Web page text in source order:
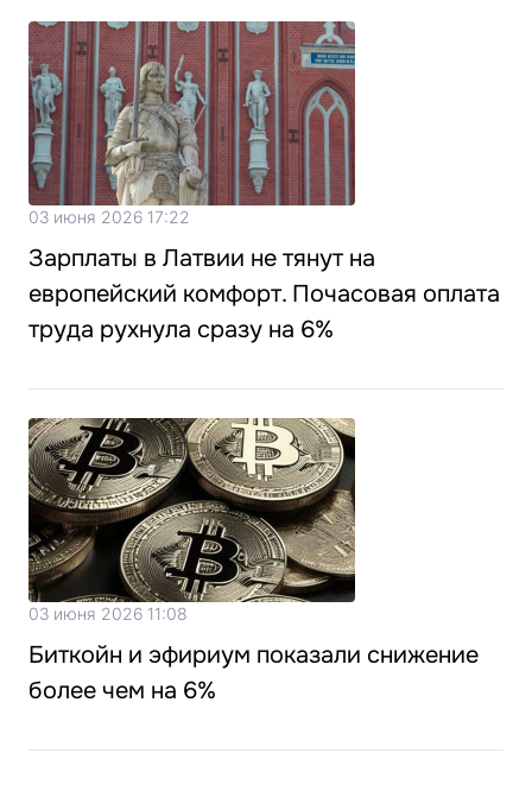
03 июня 2026 17:22
Зарплаты в Латвии не тянут на
европейский комфорт. Почасовая оплата
труда рухнула сразу на 6%
03 июня 2026 11:08
Биткойн и эфириум показали снижение
более чем на 6%